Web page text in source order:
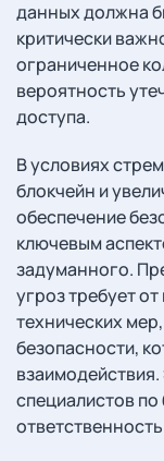
данных должна
критически
ограниченное
вероятность
доступа.
В условиях
блокчейн и
обеспечение
ключевым
задуманного.
угроз требует
технических
безопасности,
специалистов